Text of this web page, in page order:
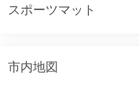
スポーツマット
市内地図